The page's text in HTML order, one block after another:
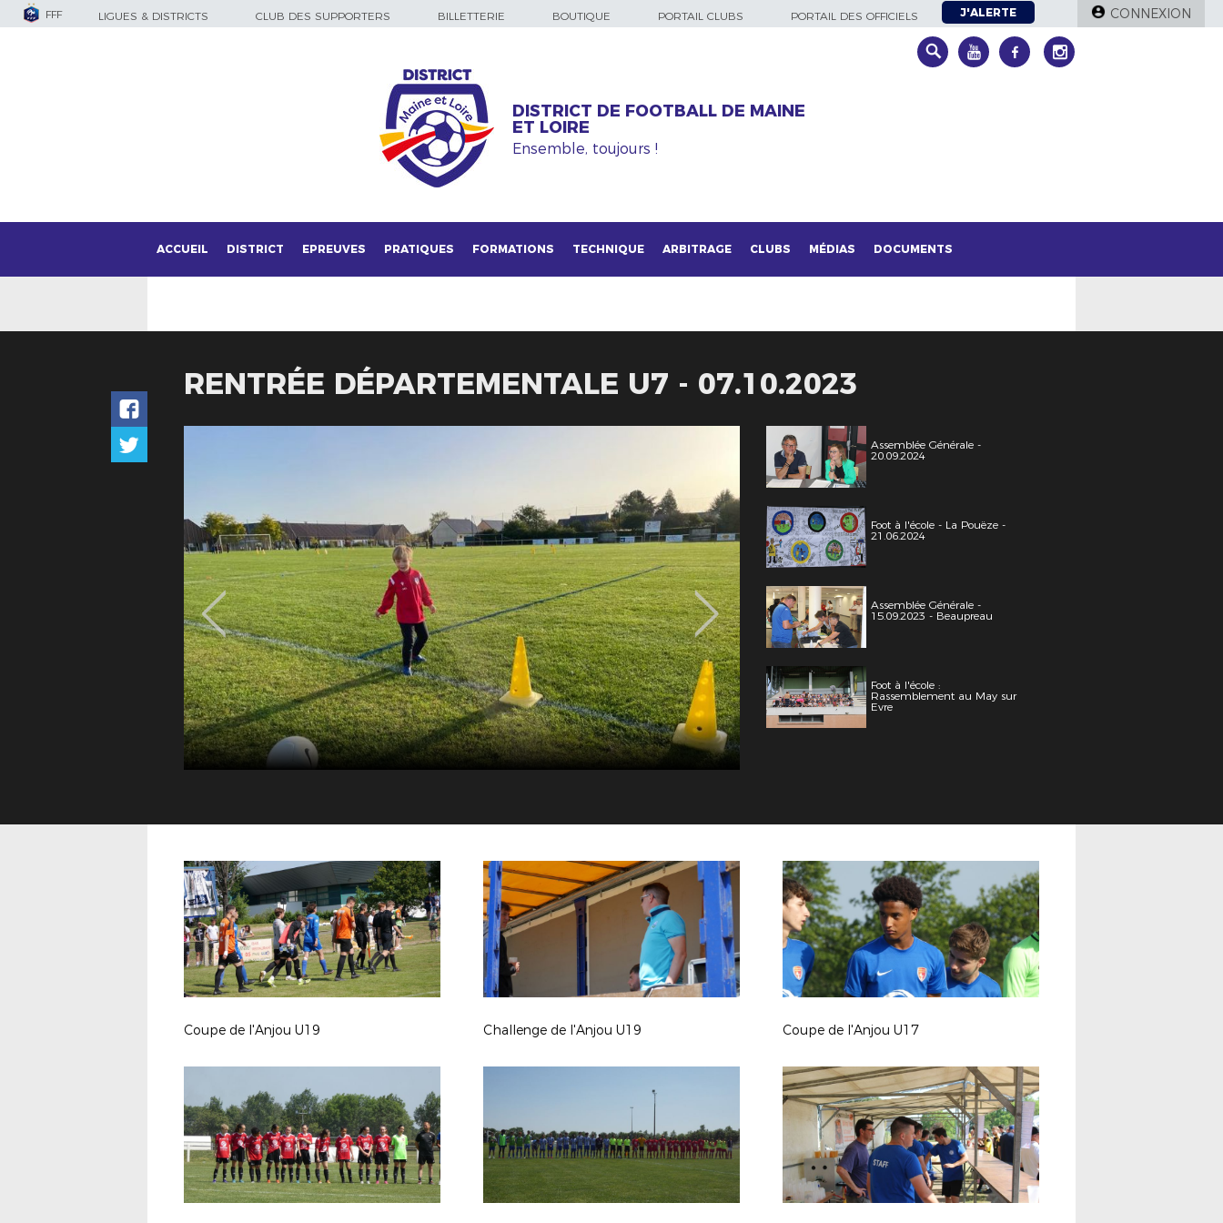
FFF LIGUES & DISTRICTS CLUB DES SUPPORTERS BILLETTERIE BOUTIQUE PORTAIL CLUBS PORTAIL DES OFFICIELS J'ALERTE CONNEXION
DISTRICT DE FOOTBALL DE MAINE
ET LOIRE
Ensemble, toujours !
ACCUEIL DISTRICT EPREUVES PRATIQUES FORMATIONS TECHNIQUE ARBITRAGE CLUBS MÉDIAS DOCUMENTS
RENTRÉE DÉPARTEMENTALE U7 - 07.10.2023
Assemblée Générale -
20.09.2024
Foot à l'école - La Pouëze -
21.06.2024
Assemblée Générale -
15.09.2023 - Beaupreau
Foot à l'école :
Rassemblement au May sur
Evre
Coupe de l'Anjou U19 Challenge de l'Anjou U19 Coupe de l'Anjou U17